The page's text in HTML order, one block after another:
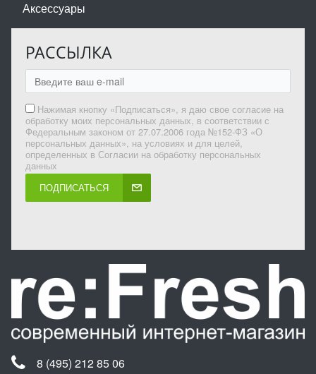
Аксессуары
РАССЫЛКА
Нажимая кнопку «Подписаться», я даю свое согласие на
обработку моих персональных данных, в соответствии с
Федеральным законом от 27.07.2006 года №152-ФЗ «О
персональных данных», на условиях и для целей,
определенных в Согласии на обработку персональных
данных
ПОДПИСАТЬСЯ
8 (495) 212 85 06